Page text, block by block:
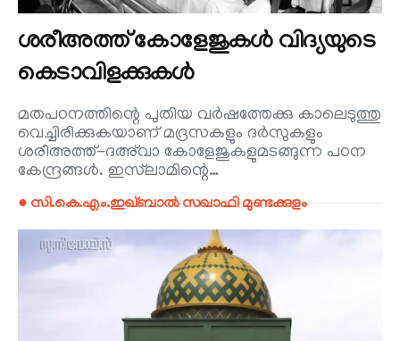
ശരീഅത്ത് കോളേജുകൾ വിദ്യയുടെ
കെടാവിളക്കുകൾ
മതപഠനത്തിന്റെ പുതിയ വർഷത്തേക്കു കാലെടുത്തു
വെച്ചിരിക്കുകയാണ് മദ്രസകളും ദർസുകളും
ശരീഅത്ത്-ദഅ്‌വാ കോളേജുകളുമടങ്ങുന്ന പഠന
കേന്ദ്രങ്ങൾ. ഇസ്‌ലാമിന്റെ…
● സി.കെ.എം.ഇഖ്ബാൽ സഖാഫി മുണ്ടക്കുളം